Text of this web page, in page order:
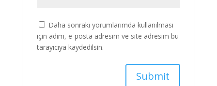
Daha sonraki yorumlarımda kullanılması
için adım, e-posta adresim ve site adresim bu
tarayıcıya kaydedilsin.